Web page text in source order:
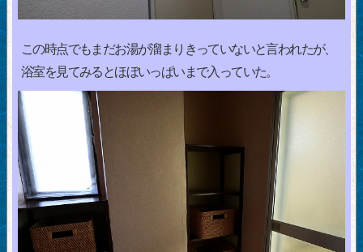
この時点でもまだお湯が溜まりきっていないと言われたが、
浴室を見てみるとほぼいっぱいまで入っていた。